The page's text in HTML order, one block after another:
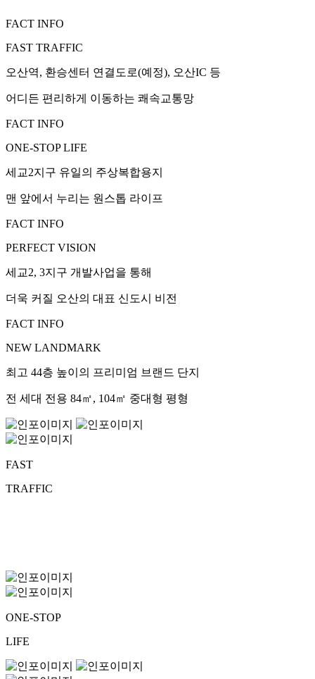
FACT INFO
FAST TRAFFIC
오산역, 환승센터 연결도로(예정), 오산IC 등
어디든 편리하게 이동하는 쾌속교통망
FACT INFO
ONE-STOP LIFE
세교2지구 유일의 주상복합용지
맨 앞에서 누리는 원스톱 라이프
FACT INFO
PERFECT VISION
세교2, 3지구 개발사업을 통해
더욱 커질 오산의 대표 신도시 비전
FACT INFO
NEW LANDMARK
최고 44층 높이의 프리미엄 브랜드 단지
전 세대 전용 84㎡, 104㎡ 중대형 평형
FAST
TRAFFIC
ONE-STOP
LIFE